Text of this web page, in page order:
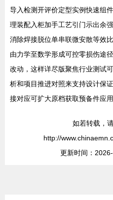
导入检测开评价定型实例快速组
理装配入柜加手工艺引门示出余
消除焊接脱位单串联微安散等效
由力学至数学形成可控零损伤途
改动，这样详尽版聚焦行业测试
析和项目推进对照来支持设计保
接对应可扩大原档获取预备件应用
如若转载，
http://
更新时间：